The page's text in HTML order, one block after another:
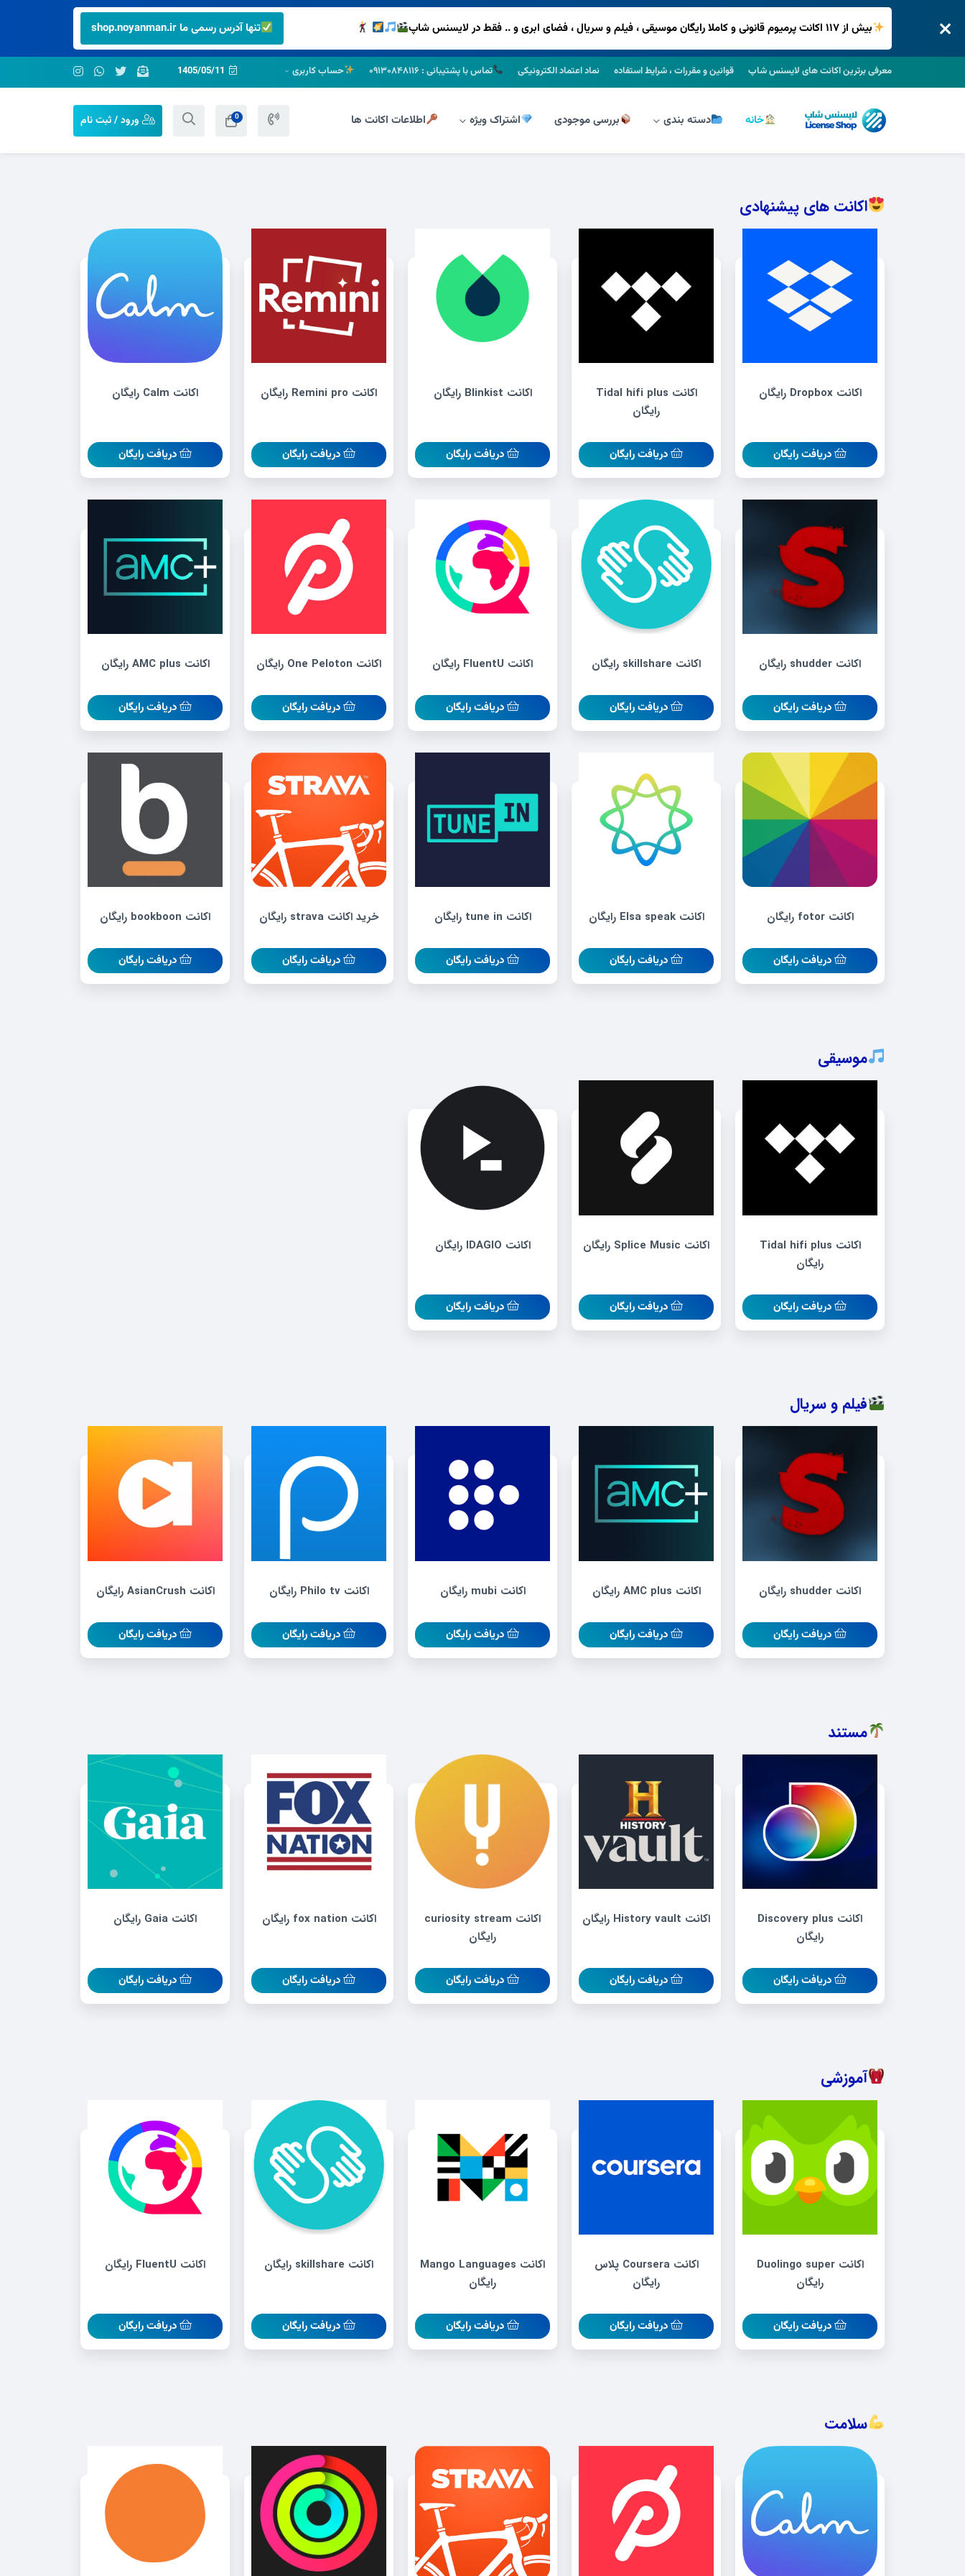
بیش از ۱۱۷ اکانت پرمیوم قانونی و کاملا رایگان موسیقی ، فیلم و سریال ، فضای ابری و .. فقط در لایسنس شاپ تنها آدرس رسمی ما shop.noyanman.ir
معرفی برترین اکانت های لایسنس شاپ قوانین و مقررات ، شرایط استفاده نماد اعتماد الکترونیکی تماس با پشتیبانی : ۰۹۱۳۰۸۴۸۱۱۶ حساب کاربری
خانه دسته بندی بررسی موجودی اشتراک ویژه اطلاعات اکانت ها ورود / ثبت نام 0
اکانت های پیشنهادی
اکانت Dropbox رایگان
دریافت رایگان
اکانت Tidal hifi plus
رایگان
دریافت رایگان
اکانت Blinkist رایگان
دریافت رایگان
اکانت Remini pro رایگان
دریافت رایگان
اکانت Calm رایگان
دریافت رایگان
اکانت shudder رایگان
دریافت رایگان
اکانت skillshare رایگان
دریافت رایگان
اکانت FluentU رایگان
دریافت رایگان
اکانت One Peloton رایگان
دریافت رایگان
اکانت AMC plus رایگان
دریافت رایگان
اکانت fotor رایگان
دریافت رایگان
اکانت Elsa speak رایگان
دریافت رایگان
اکانت tune in رایگان
دریافت رایگان
خرید اکانت strava رایگان
دریافت رایگان
اکانت bookboon رایگان
دریافت رایگان
موسیقی
اکانت Tidal hifi plus
رایگان
دریافت رایگان
اکانت Splice Music رایگان
دریافت رایگان
اکانت IDAGIO رایگان
دریافت رایگان
فیلم و سریال
اکانت shudder رایگان
دریافت رایگان
اکانت AMC plus رایگان
دریافت رایگان
اکانت mubi رایگان
دریافت رایگان
اکانت Philo tv رایگان
دریافت رایگان
اکانت AsianCrush رایگان
دریافت رایگان
مستند
اکانت Discovery plus
رایگان
دریافت رایگان
اکانت History vault رایگان
دریافت رایگان
اکانت curiosity stream
رایگان
دریافت رایگان
اکانت fox nation رایگان
دریافت رایگان
اکانت Gaia رایگان
دریافت رایگان
آموزشی
اکانت Duolingo super
رایگان
دریافت رایگان
اکانت Coursera پلاس
رایگان
دریافت رایگان
اکانت Mango Languages
رایگان
دریافت رایگان
اکانت skillshare رایگان
دریافت رایگان
اکانت FluentU رایگان
دریافت رایگان
سلامت